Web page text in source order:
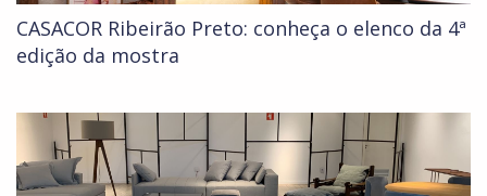
CASACOR Ribeirão Preto: conheça o elenco da 4ª
edição da mostra